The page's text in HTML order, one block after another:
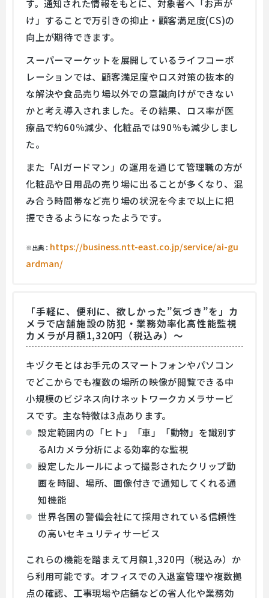
す。通知された情報をもとに、対象者へ「お声が
け」することで万引きの抑止・顧客満足度(CS)の
向上が期待できます。
スーパーマーケットを展開しているライフコーポ
レーションでは、顧客満足度やロス対策の抜本的
な解決や食品売り場以外での意識向けができない
かと考え導入されました。その結果、ロス率が医
療品で約60％減少、化粧品では90％も減少しまし
た。
また「AIガードマン」の運用を通じて管理職の方が
化粧品や日用品の売り場に出ることが多くなり、混
み合う時間帯など売り場の状況を今まで以上に把
握できるようになったようです。
※出典： https://business.ntt-east.co.jp/service/ai-gu
ardman/
「手軽に、便利に、欲しかった”気づき”を」カ
メラで店舗施設の防犯・業務効率化高性能監視
カメラが月額1,320円（税込み）～
キヅクモとはお手元のスマートフォンやパソコン
でどこからでも複数の場所の映像が閲覧できる中
小規模のビジネス向けネットワークカメラサービ
スです。主な特徴は3点あります。
設定範囲内の「ヒト」「車」「動物」を識別す
るAIカメラ分析による効率的な監視
設定したルールによって撮影されたクリップ動
画を時間、場所、画像付きで通知してくれる通
知機能
世界各国の警備会社にて採用されている信頼性
の高いセキュリティサービス
これらの機能を踏まえて月額1,320円（税込み）か
ら利用可能です。オフィスでの入退室管理や複数拠
点の確認、工事現場や店舗などの省人化や業務効